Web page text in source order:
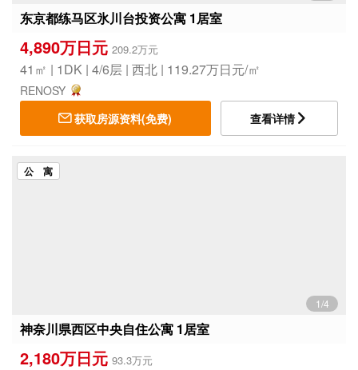
东京都练马区氷川台投资公寓 1居室
4,890万日元 209.2万元
41㎡ | 1DK | 4/6层 | 西北 | 119.27万日元/㎡
RENOSY
获取房源资料(免费)
查看详情
公 寓
1/4
神奈川県西区中央自住公寓 1居室
2,180万日元 93.3万元